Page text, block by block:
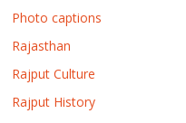
Photo captions
Rajasthan
Rajput Culture
Rajput History